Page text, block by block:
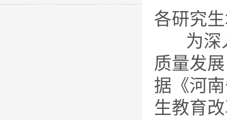
各研究
为深入
质量发
据《河
生教育